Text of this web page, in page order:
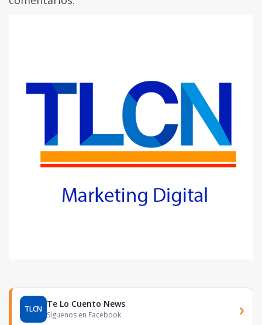
TLCN Te Lo Cuento News
Síguenos en Facebook ›